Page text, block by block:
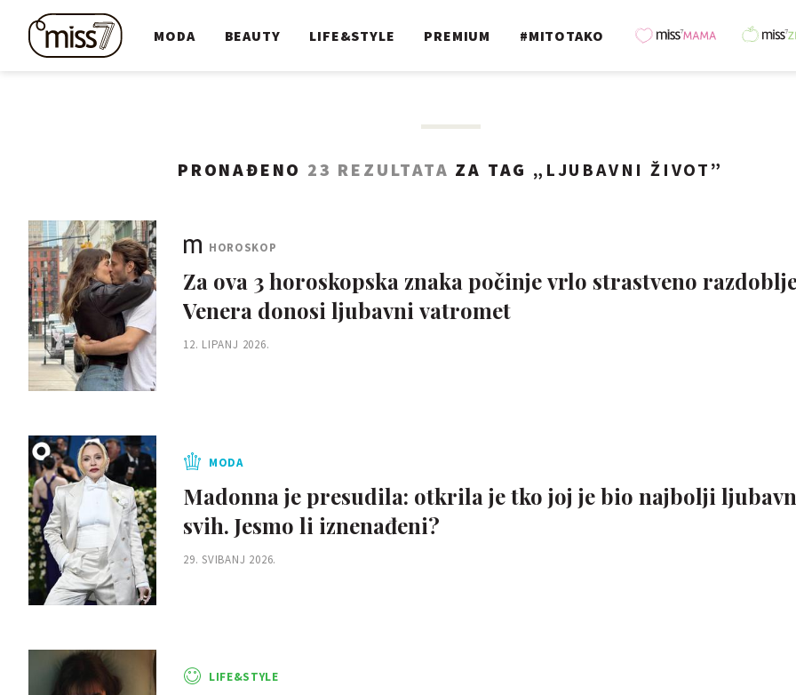
MODA BEAUTY LIFE&STYLE PREMIUM #MITOTAKO
PRONAĐENO 23 REZULTATA ZA TAG „ LJUBAVNI ŽIVOT ”
HOROSKOP
Za ova 3 horoskopska znaka počinje vrlo strastveno
Venera donosi ljubavni vatromet
12. LIPANJ 2026.
MODA
Madonna je presudila: otkrila je tko joj je bio najbolji
svih. Jesmo li iznenađeni?
29. SVIBANJ 2026.
LIFE&STYLE